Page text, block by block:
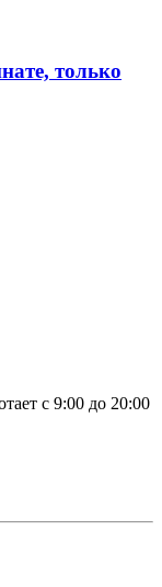
только
с 9:00 до 20:00